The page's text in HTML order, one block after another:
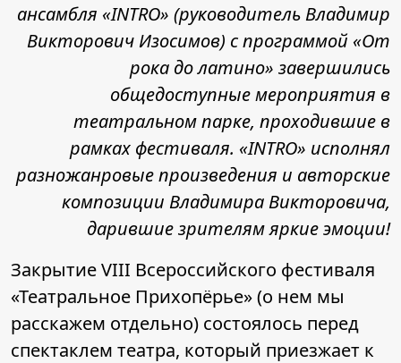
ансамбля «INTRO» (руководитель Владимир
Викторович Изосимов) с программой «От
рока до латино» завершились
общедоступные мероприятия в
театральном парке, проходившие в
рамках фестиваля. «INTRO» исполнял
разножанровые произведения и авторские
композиции Владимира Викторовича,
дарившие зрителям яркие эмоции!
Закрытие VIII Всероссийского фестиваля
«Театральное Прихопёрье» (о нем мы
расскажем отдельно) состоялось перед
спектаклем театра, который приезжает к